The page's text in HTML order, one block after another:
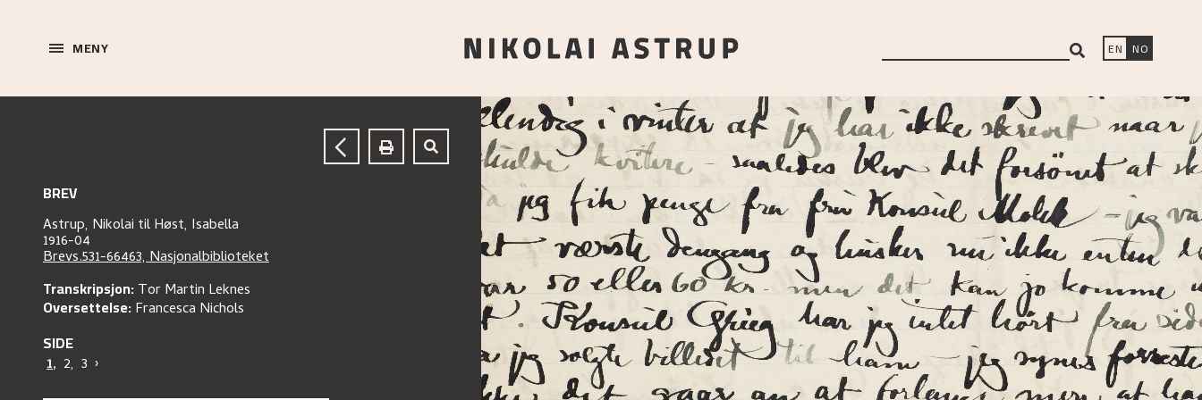
MENY EN NO
BREV
Astrup, Nikolai tilHøst, Isabella
1916-04
Brevs.531-66463, Nasjonalbiblioteket
Transkripsjon:Tor Martin Leknes
Oversettelse:Francesca Nichols
SIDE
1, 2, 3 ›